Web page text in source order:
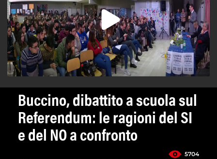
Buccino, dibattito a scuola sul
Referendum: le ragioni del SI
e del NO a confronto
5704